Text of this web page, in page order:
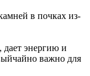
в почках из-
дает энергию и
важно для